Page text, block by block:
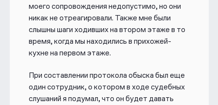
моего сопровождения недопустимо, но они
никак не отреагировали. Также мне были
слышны шаги ходивших на втором этаже в то
время, когда мы находились в прихожей-
кухне на первом этаже.
При составлении протокола обыска был еще
один сотрудник, о котором в ходе судебных
слушаний я подумал, что он будет давать